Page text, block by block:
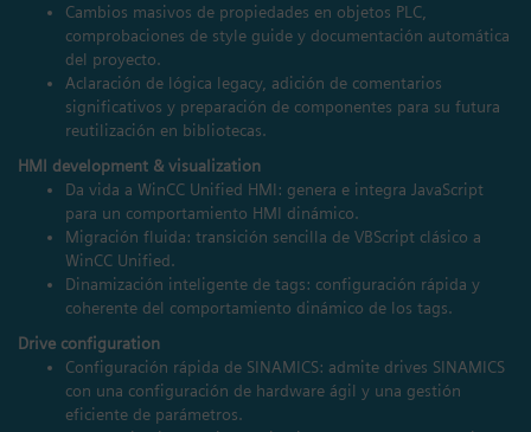
Cambios masivos de propiedades en objetos PLC,
comprobaciones de style guide y documentación automática
del proyecto.
Aclaración de lógica legacy, adición de comentarios
significativos y preparación de componentes para su futura
reutilización en bibliotecas.
HMI development & visualization
Da vida a WinCC Unified HMI: genera e integra JavaScript
para un comportamiento HMI dinámico.
Migración fluida: transición sencilla de VBScript clásico a
WinCC Unified.
Dinamización inteligente de tags: configuración rápida y
coherente del comportamiento dinámico de los tags.
Drive configuration
Configuración rápida de SINAMICS: admite drives SINAMICS
con una configuración de hardware ágil y una gestión
eficiente de parámetros.